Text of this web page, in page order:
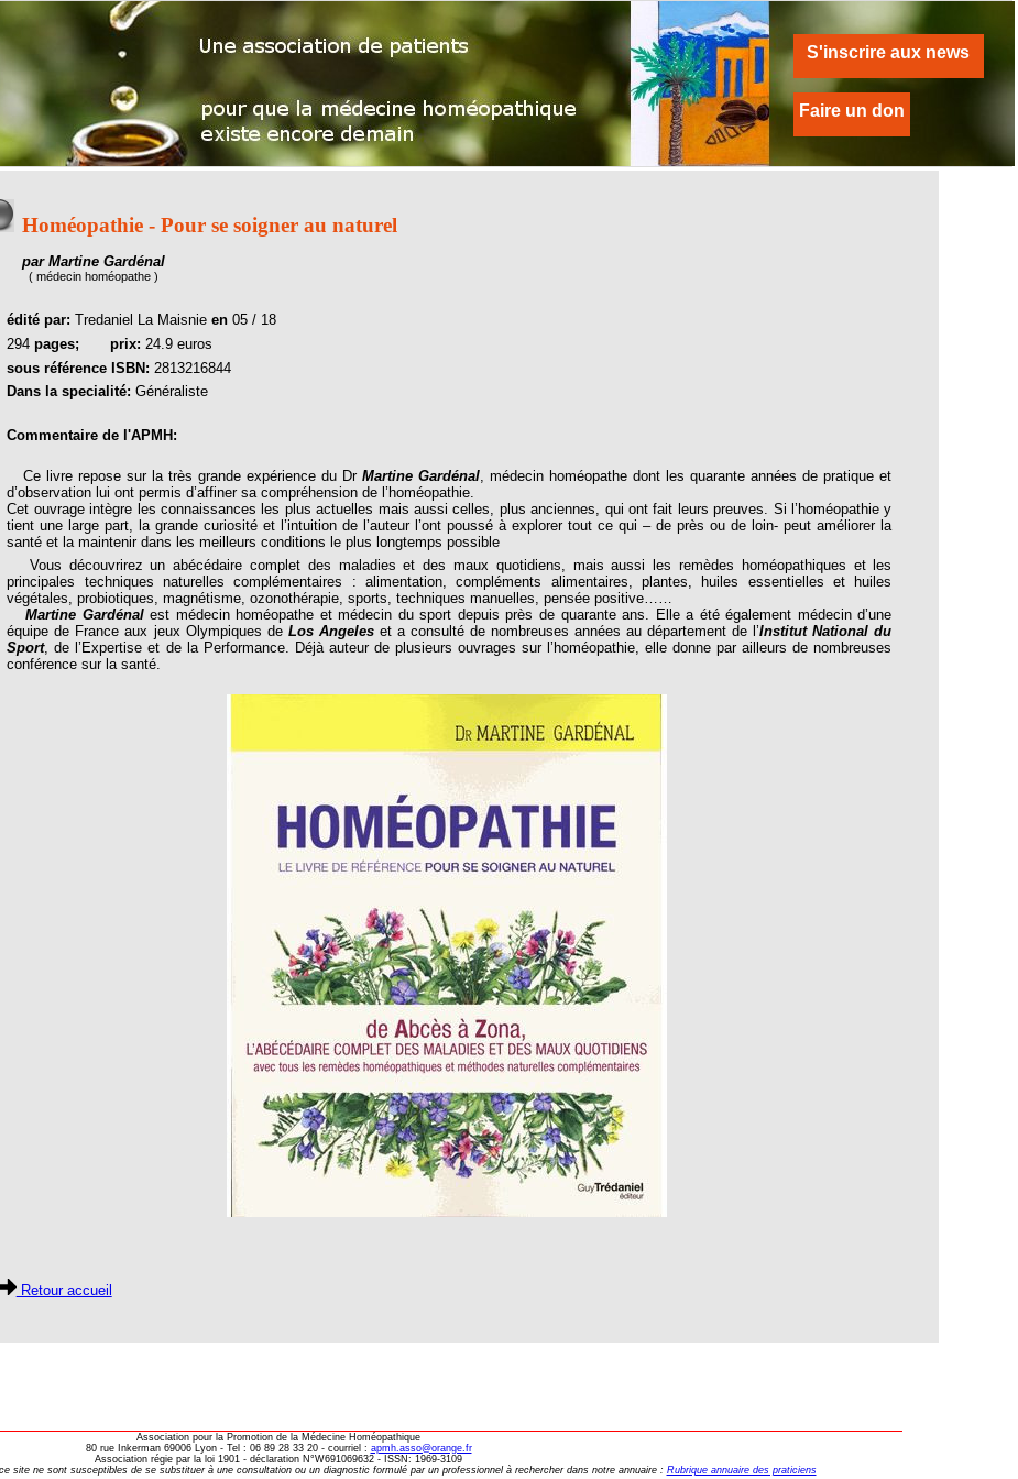
S'inscrire aux news
Faire un don
Homéopathie - Pour se soigner au naturel
par Martine Gardénal
( médecin homéopathe )
édité par:Tredaniel La Maisnie en05 / 18
294pages; prix: 24.9 euros
sous référence ISBN: 2813216844
Dans la specialité:Généraliste
Commentaire de l'APMH:
Ce livre repose sur la très grande expérience du DrMartine Gardénal , médecin homéopathe dont les quarante années de pratique et
d’observation lui ont permis d’affiner sa compréhension de l’homéopathie.
Cet ouvrage intègre les connaissances les plus actuelles mais aussi celles, plus anciennes, qui ont fait leurs preuves. Si l’homéopathie y
tient une large part, la grande curiosité et l’intuition de l’auteur l’ont poussé à explorer tout ce qui – de près ou de loin- peut améliorer la
santé et la maintenir dans les meilleurs conditions le plus longtemps possible
Vous découvrirez un abécédaire complet des maladies et des maux quotidiens, mais aussi les remèdes homéopathiques et les
principales techniques naturelles complémentaires : alimentation, compléments alimentaires, plantes, huiles essentielles et huiles
végétales, probiotiques, magnétisme, ozonothérapie, sports, techniques manuelles, pensée positive……
Martine Gardénalest médecin homéopathe et médecin du sport depuis près de quarante ans. Elle a été également médecin d’une
équipe de France aux jeux Olympiques de Los Angeleset a consulté de nombreuses années au département de l’Institut National du
Sport, de l’Expertise et de la Performance. Déjà auteur de plusieurs ouvrages sur l’homéopathie, elle donne par ailleurs de nombreuses
conférence sur la santé.
Retour accueil
Association pour la Promotion de la Médecine Homéopathique
80 rue Inkerman 69006 Lyon - Tel : 06 89 28 33 20 - courriel : apmh.asso@orange.fr
Association régie par la loi 1901 - déclaration N°W691069632 - ISSN: 1969-3109
site ne sont susceptibles de se substituer à une consultation ou un diagnostic formulé par un professionnel à rechercher dans notre annuaire : Rubrique annuaire des praticiens